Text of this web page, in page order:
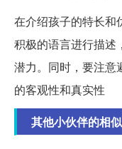
在介绍孩子的特长和
积极的语言进行描述
潜力。同时，要注意
的客观性和真实性
其他小伙伴的相